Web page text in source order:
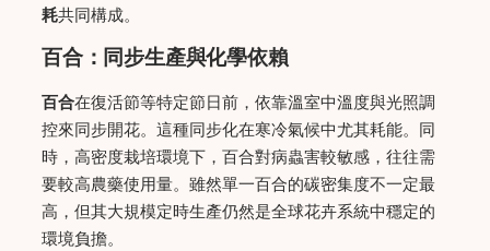
耗共同構成。
百合：同步生產與化學依賴
百合在復活節等特定節日前，依靠溫室中溫度與光照調
控來同步開花。這種同步化在寒冷氣候中尤其耗能。同
時，高密度栽培環境下，百合對病蟲害較敏感，往往需
要較高農藥使用量。雖然單一百合的碳密集度不一定最
高，但其大規模定時生產仍然是全球花卉系統中穩定的
環境負擔。